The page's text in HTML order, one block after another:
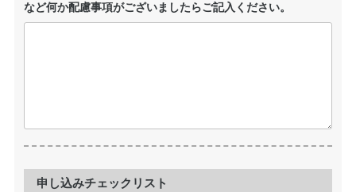
など何か配慮事項がございましたらご記入ください。
申し込みチェックリスト